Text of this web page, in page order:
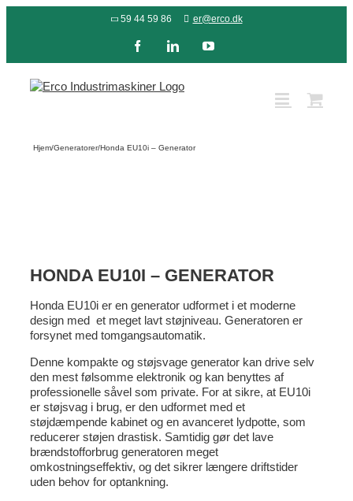
59 44 59 86 er@erco.dk
FacebookLinkedInYouTube
Hjem/Generatorer/Honda EU10i – Generator
HONDA EU10I – GENERATOR
Honda EU10i er en generator udformet i et moderne
design med et meget lavt støjniveau. Generatoren er
forsynet med tomgangsautomatik.
Denne kompakte og støjsvage generator kan drive selv
den mest følsomme elektronik og kan benyttes af
professionelle såvel som private. For at sikre, at EU10i
er støjsvag i brug, er den udformet med et
støjdæmpende kabinet og en avanceret lydpotte, som
reducerer støjen drastisk. Samtidig gør det lave
brændstofforbrug generatoren meget
omkostningseffektiv, og det sikrer længere driftstider
uden behov for optankning.